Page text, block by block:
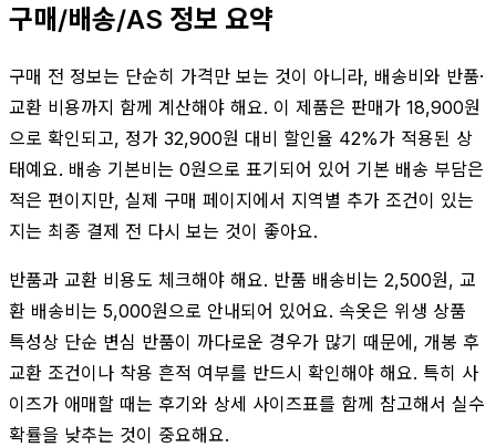
구매/배송/AS 정보 요약
구매 전 정보는 단순히 가격만 보는 것이 아니라, 배송비와 반품·
교환 비용까지 함께 계산해야 해요. 이 제품은 판매가 18,900원
으로 확인되고, 정가 32,900원 대비 할인율 42%가 적용된 상
태예요. 배송 기본비는 0원으로 표기되어 있어 기본 배송 부담은
적은 편이지만, 실제 구매 페이지에서 지역별 추가 조건이 있는
지는 최종 결제 전 다시 보는 것이 좋아요.
반품과 교환 비용도 체크해야 해요. 반품 배송비는 2,500원, 교
환 배송비는 5,000원으로 안내되어 있어요. 속옷은 위생 상품
특성상 단순 변심 반품이 까다로운 경우가 많기 때문에, 개봉 후
교환 조건이나 착용 흔적 여부를 반드시 확인해야 해요. 특히 사
이즈가 애매할 때는 후기와 상세 사이즈표를 함께 참고해서 실수
확률을 낮추는 것이 중요해요.